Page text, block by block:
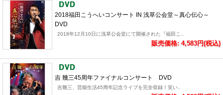
2018福田こうへいコンサート IN 浅草公会堂～真心伝心～
DVD
2018年12月10日に浅草公会堂にて開催された『福田こ..
販売価格: 4,583円(税込)
吉 幾三45周年ファイナルコンサート DVD
吉幾三、芸能生活45周年記念ライブを完全収録！笑い..